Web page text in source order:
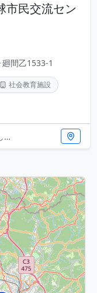
市民交流セン
間乙1533-1
社会教育施設